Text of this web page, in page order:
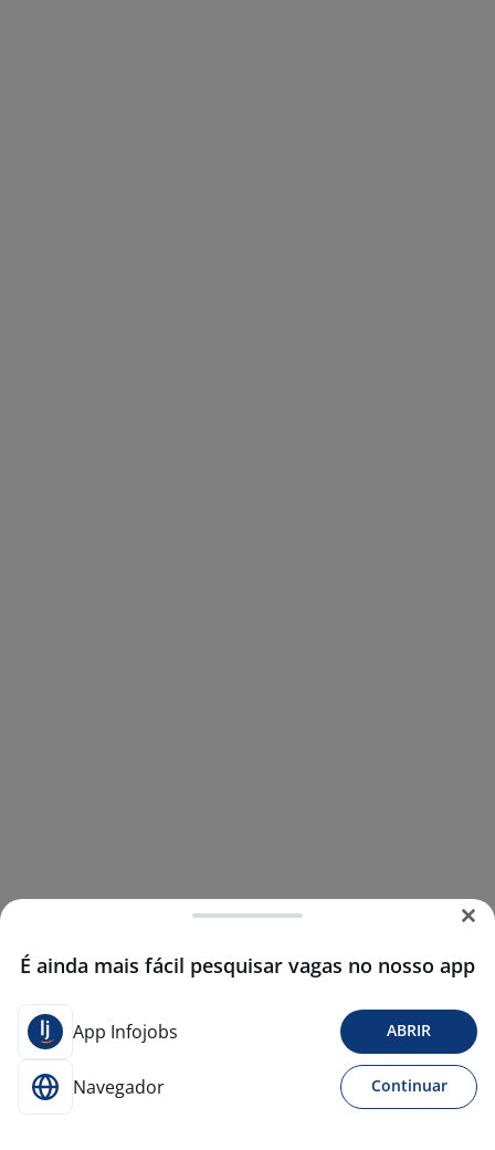
É ainda mais fácil pesquisar vagas no nosso app
App Infojobs ABRIR
Navegador Continuar